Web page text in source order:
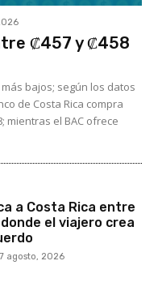
₡457 y ₡458
bajos; según los datos
de Costa Rica compra
mientras el BAC ofrece
a Costa Rica entre
el viajero crea
7 agosto, 2026